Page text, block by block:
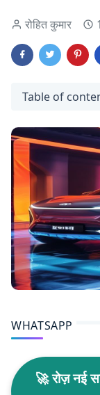
रोहित कुमार
Table of
WHATSAPP
🚀 रोज़ नई